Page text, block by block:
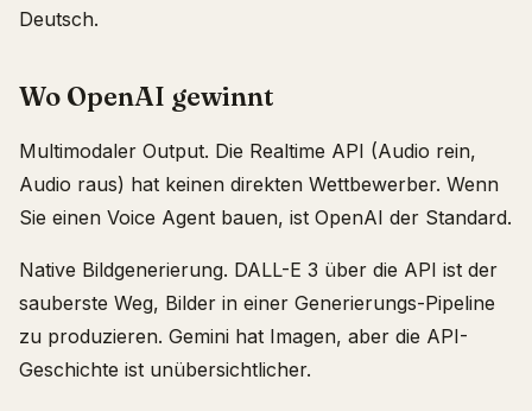
Deutsch.
Wo OpenAI gewinnt
Multimodaler Output. Die Realtime API (Audio rein,
Audio raus) hat keinen direkten Wettbewerber. Wenn
Sie einen Voice Agent bauen, ist OpenAI der Standard.
Native Bildgenerierung. DALL-E 3 über die API ist der
sauberste Weg, Bilder in einer Generierungs-Pipeline
zu produzieren. Gemini hat Imagen, aber die API-
Geschichte ist unübersichtlicher.